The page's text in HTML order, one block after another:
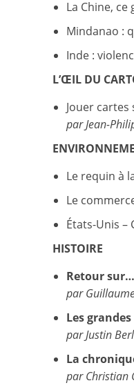
La Chine,
Mindanao :
Inde :
L’ŒIL DU
Jouer cartes
par Jean-
Le requin à
Le
États-Unis –
HISTOIRE
Retour sur…
par
Les
par Justin
La
par Christian